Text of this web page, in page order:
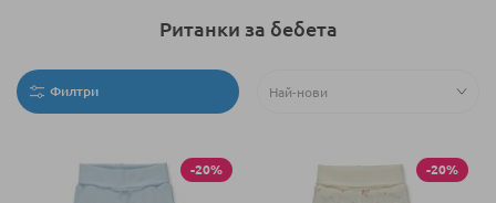
Ританки за бебета
Филтри
-20% -20%